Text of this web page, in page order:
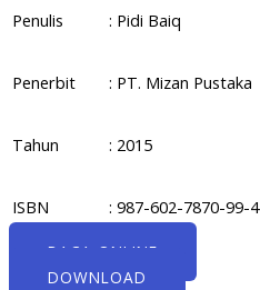
Penulis : Pidi Baiq
Penerbit : PT. Mizan Pustaka
Tahun : 2015
ISBN : 987-602-7870-99-4
BACA ONLINE
DOWNLOAD